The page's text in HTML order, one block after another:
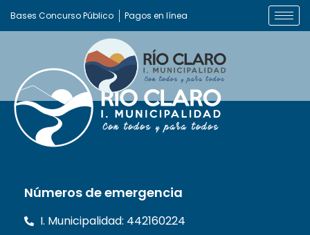
Bases Concurso Público Pagos en línea
Números de emergencia
I. Municipalidad: 442160224